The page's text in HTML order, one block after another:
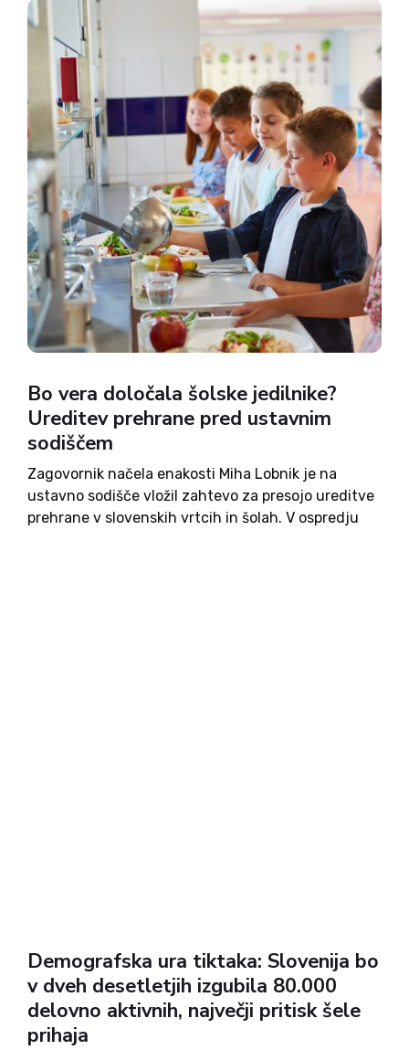
medsebojno povezanih družbah....
Bo vera določala šolske jedilnike?
Ureditev prehrane pred ustavnim
sodiščem
Zagovornik načela enakosti Miha Lobnik je na
ustavno sodišče vložil zahtevo za presojo ureditve
prehrane v slovenskih vrtcih in šolah. V ospredju
Demografska ura tiktaka: Slovenija bo
v dveh desetletjih izgubila 80.000
delovno aktivnih, največji pritisk šele
prihaja